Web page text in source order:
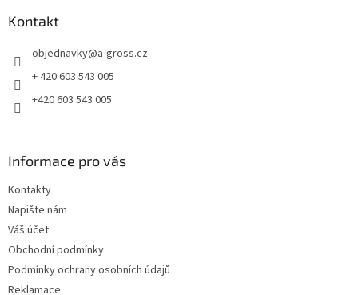
Kontakt
objednavky@a-gross.cz
+ 420 603 543 005
+420 603 543 005
Informace pro vás
Kontakty
Napište nám
Váš účet
Obchodní podmínky
Podmínky ochrany osobních údajů
Reklamace